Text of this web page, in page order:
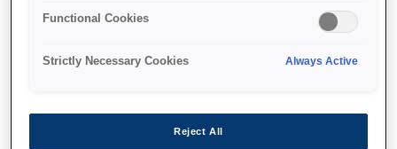
Functional Cookies
Strictly Necessary Cookies Always Active
Reject All